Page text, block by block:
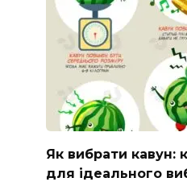
Як вибрати кавун:
для ідеального